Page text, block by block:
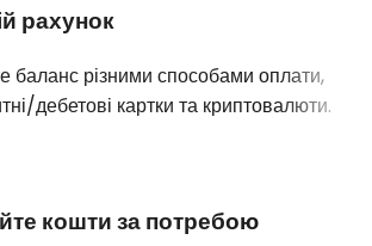
рахунок
баланс різними способами оплати,
дебетові картки та криптовалюти.
кошти за потребою